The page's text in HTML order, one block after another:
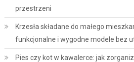
przestrzeni
Krzesła składane do małego
funkcjonalne i wygodne modele bez
Pies czy kot w kawalerce: jak